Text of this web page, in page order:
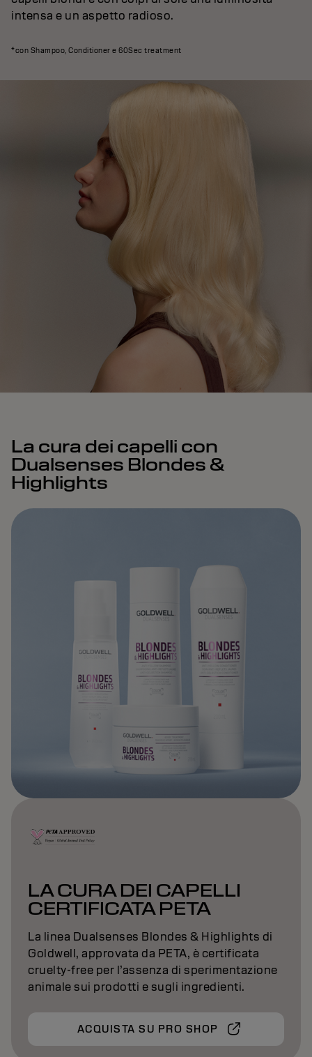
intensa e un aspetto radioso.
*con Shampoo, Conditioner e 60Sec treatment
La cura dei capelli con
Dualsenses Blondes &
Highlights
LA CURA DEI CAPELLI
CERTIFICATA PETA
La linea Dualsenses Blondes & Highlights di
Goldwell, approvata da PETA, è certificata
cruelty‑free per l’assenza di sperimentazione
animale sui prodotti e sugli ingredienti.
ACQUISTA SU PRO SHOP